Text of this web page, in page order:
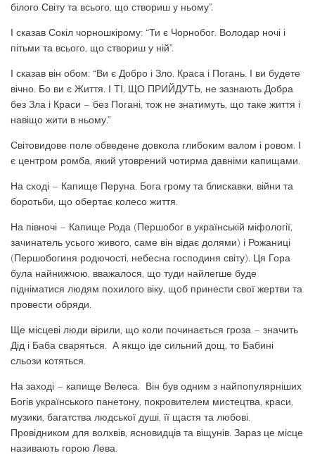
білого Світу та всього, що створиш у ньому”.
І сказав Сокіл чорношкірому: “Ти є Чорнобог. Володар ночі і
пітьми та всього, що створиш у ній”.
І сказав він обом: “Ви є Добро і Зло. Краса і Погань. І ви будете
вічно. Бо ви є Життя. І ТІ, ЩО ПРИЙДУТЬ, не зазнають Добра
без Зла і Краси – без Погані, тож не знатимуть, що таке життя і
навіщо жити в ньому.”
Світовидове поле обведене довкола глибоким валом і ровом. І
є центром ромба, який утоврений чотирма давніми капищами.
На сході – Капище Перуна. Бога грому та блискавки, війни та
боротьби, що обертає колесо життя.
На півночі – Капище Рода (Першобог в українській міфології,
зачинатель усього живого, саме він відає долями) і Рожаниці
(Першобогиня родючості, небесна господиня світу). Ця Гора
була найнижчою, вважалося, що туди найлегше буде
підніматися людям похилого віку, щоб принести свої жертви та
провести обряди.
Ще місцеві люди вірили, що коли починається гроза – значить
Дід і Баба сваряться. А якщо іде сильний дощ, то Бабині
сльози котяться.
На заході – капище Велеса. Він був одним з найпопулярніших
Богів українського панетону, покровителем мистецтва, краси,
музики, багатства людської душі, її щастя та любові.
Провідником для волхвів, ясновидців та віщунів. Зараз це місце
називають горою Лева.